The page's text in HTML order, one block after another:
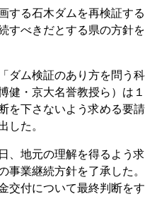
する石木ダムを再検証する
すべきだとする県の方針を
ダム検証のあり方を問う科
健・京大名誉教授ら）は１
を下さないよう求める要請
した。
、地元の理解を得るよう求
事業継続方針を了承した。
交付について最終判断をす